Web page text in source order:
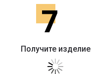
7
Получите изделие